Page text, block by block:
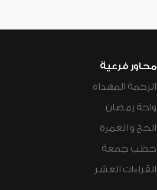
محاور فرعية
الرحمة المهداة
واحة رمضان
الحج و العمرة
خطب جمعة
القراءات العشر